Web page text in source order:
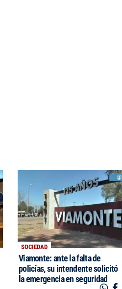
SOCIEDAD
Viamonte: ante la falta de
policías, su intendente solicitó
la emergencia en seguridad